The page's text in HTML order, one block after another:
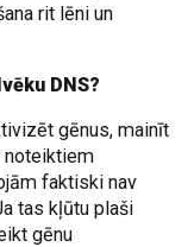
rit lēni un
DNS?
gēnus, mainīt
noteiktiem
faktiski nav
tas kļūtu plaši
gēnu